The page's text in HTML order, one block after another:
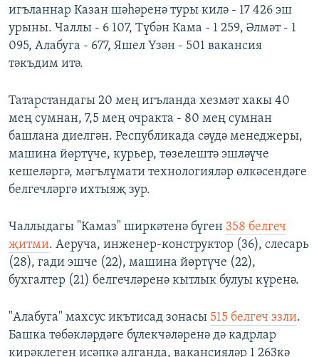
игъланнар Казан шәһәренә туры килә - 17 426 эш
урыны. Чаллы - 6 107, Түбән Кама - 1 259, Әлмәт - 1
095, Алабуга - 677, Яшел Үзән - 501 вакансия
тәкъдим итә.
Татарстандагы 20 мең игъланда хезмәт хакы 40
мең сумнан, 7,5 мең очракта - 80 мең сумнан
башлана диелгән. Республикада сәүдә менеджеры,
машина йөртүче, курьер, төзелештә эшләүче
кешеләргә, мәгълүмати технологияләр өлкәсендәге
белгечләргә ихтыяҗ зур.
Чаллыдагы "Камаз" ширкәтенә бүген 358 белгеч
җитми. Аеруча, инженер-конструктор (36), слесарь
(28), гади эшче (22), машина йөртүче (22),
бухгалтер (21) белгечләренә кытлык булуы күренә.
"Алабуга" махсус икътисад зонасы 515 белгеч эзли.
Башка төбәкләрдәге бүлекчәләренә дә кадрлар
кирәклеген исәпкә алганда, вакансияләр 1 263кә